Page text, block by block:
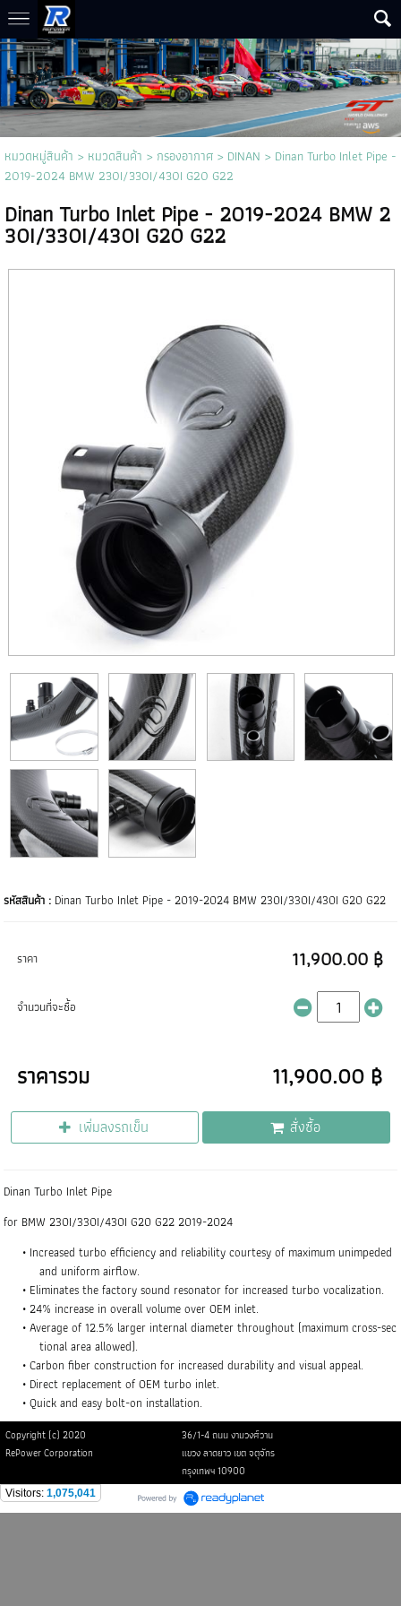
หมวดหมู่สินค้า > หมวดสินค้า > กรองอากาศ> DINAN > Dinan Turbo Inlet Pipe -
2019-2024 BMW 230I/330I/430I G20 G22
Dinan Turbo Inlet Pipe - 2019-2024 BMW 2
30I/330I/430I G20 G22
รหัสสินค้า : Dinan Turbo Inlet Pipe - 2019-2024 BMW 230I/330I/430I G20 G22
ราคา 11,900.00 ฿
จำนวนที่จะซื้อ
ราคารวม 11,900.00 ฿
เพิ่มลงรถเข็น สั่งซื้อ
Dinan Turbo Inlet Pipe
for BMW 230I/330I/430I G20 G22 2019-2024
Increased turbo efficiency and reliability courtesy of maximum unimpeded
and uniform airflow.
Eliminates the factory sound resonator for increased turbo vocalization.
24% increase in overall volume over OEM inlet.
Average of 12.5% larger internal diameter throughout (maximum cross-sec
tional area allowed).
Carbon fiber construction for increased durability and visual appeal.
Direct replacement of OEM turbo inlet.
Quick and easy bolt-on installation.
Copyright (c) 2020
36/1-4 ถนน งามวงศ์วาน
RePower Corporation
แขวง ลาดยาว เขต จตุจักร
กรุงเทพฯ 10900
Visitors: 1,075,041